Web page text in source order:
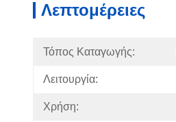
Λεπτομέρειες
Τόπος Καταγωγής:
Λειτουργία:
Χρήση: